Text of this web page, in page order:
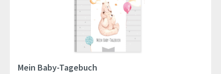
Mein Baby-Tagebuch